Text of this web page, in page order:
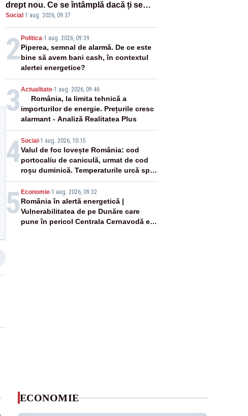
drept nou. Ce se întâmplă dacă ți se
strică un produs
Social ·1 aug. 2026, 09:37
2 Politica-1 aug. 2026, 09:39
Piperea, semnal de alarmă. De ce este
bine să avem bani cash, în contextul
alertei energetice?
3 Actualitate-1 aug. 2026, 09:46
România, la limita tehnică a
importurilor de energie. Prețurile cresc
alarmant - Analiză Realitatea Plus
4Social -1 aug. 2026, 10:15
Valul de foc lovește România: cod
portocaliu de caniculă, urmat de cod
roșu duminică. Temperaturile urcă spre
40°C
5 Economie-1 aug. 2026, 09:32
România în alertă energetică |
Vulnerabilitatea de pe Dunăre care
pune în pericol Centrala Cernavodă era
ECONOMIE